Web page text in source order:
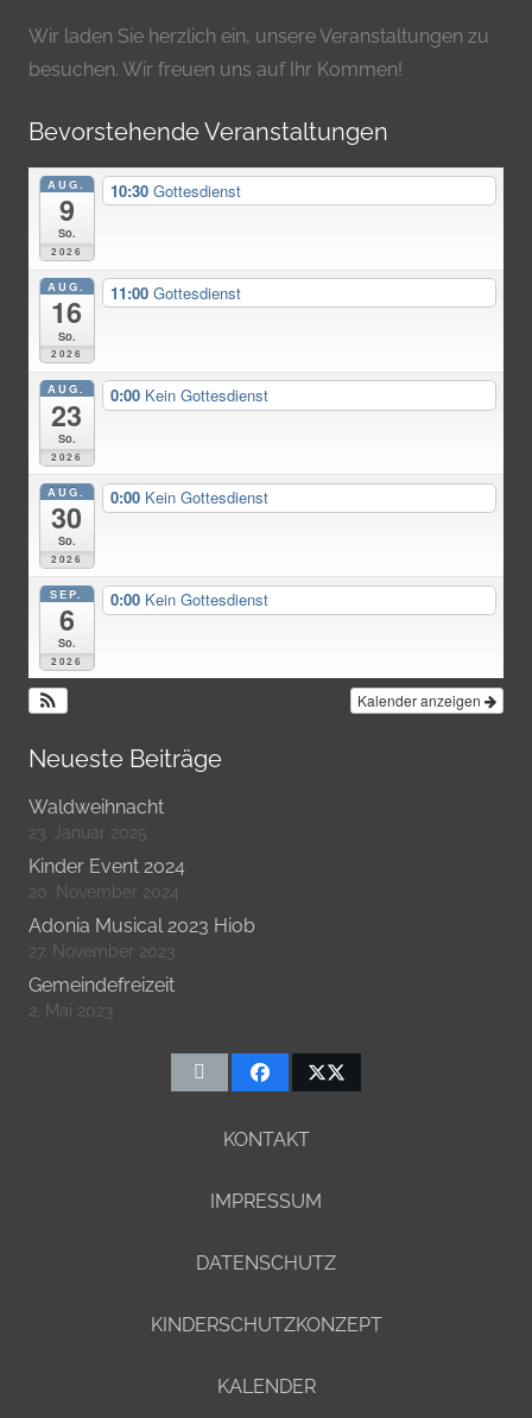
Wir laden Sie herzlich ein, unsere Veranstaltungen zu
besuchen. Wir freuen uns auf Ihr Kommen!
Bevorstehende Veranstaltungen
AUG.
9
So.
2026
10:30 Gottesdienst
AUG.
16
So.
2026
11:00 Gottesdienst
AUG.
23
So.
2026
0:00 Kein Gottesdienst
AUG.
30
So.
2026
0:00 Kein Gottesdienst
SEP.
6
So.
2026
0:00 Kein Gottesdienst
Kalender anzeigen
Neueste Beiträge
Waldweihnacht
23. Januar 2025
Kinder Event 2024
20. November 2024
Adonia Musical 2023 Hiob
27. November 2023
Gemeindefreizeit
2. Mai 2023
KONTAKT
IMPRESSUM
DATENSCHUTZ
KINDERSCHUTZKONZEPT
KALENDER